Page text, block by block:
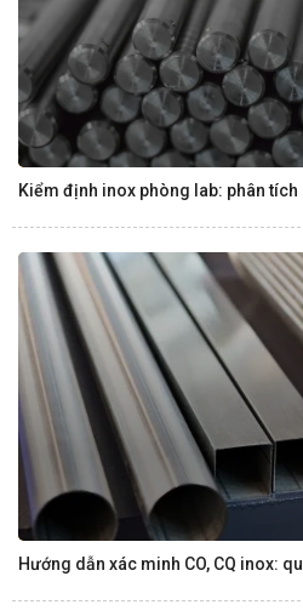
Kiểm định inox phòng lab: phân tích
Hướng dẫn xác minh CO, CQ inox: